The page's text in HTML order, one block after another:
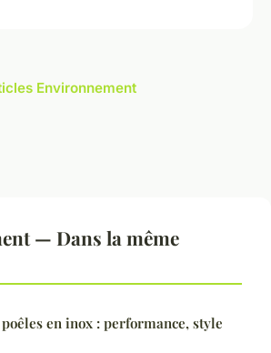
Environnement
— Dans la même
en inox : performance, style